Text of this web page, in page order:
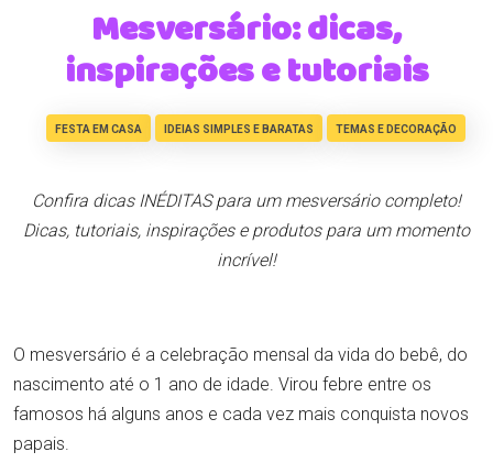
Mesversário: dicas,
inspirações e tutoriais
FESTA EM CASA IDEIAS SIMPLES E BARATAS TEMAS E DECORAÇÃO
Confira dicas INÉDITAS para um mesversário completo!
Dicas, tutoriais, inspirações e produtos para um momento
incrível!
O mesversário é a celebração mensal da vida do bebê, do
nascimento até o 1 ano de idade. Virou febre entre os
famosos há alguns anos e cada vez mais conquista novos
papais.